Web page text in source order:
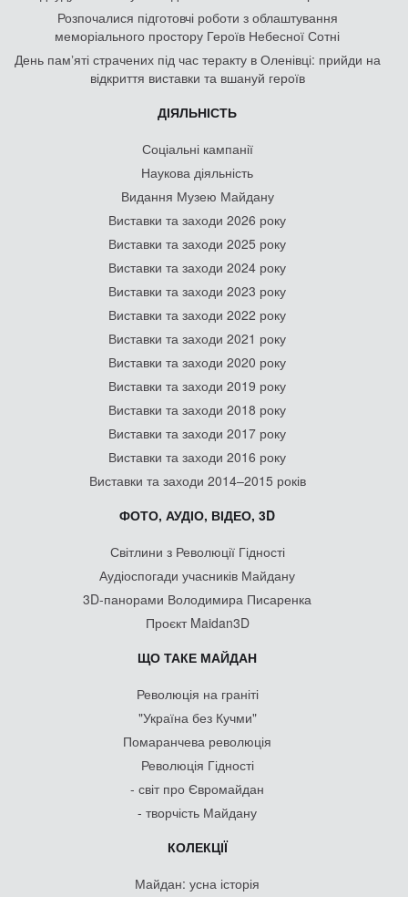
Розпочалися підготовчі роботи з облаштування
меморіального простору Героїв Небесної Сотні
День памʼяті страчених під час теракту в Оленівці: прийди на
відкриття виставки та вшануй героїв
ДІЯЛЬНІСТЬ
Соціальні кампанії
Наукова діяльність
Видання Музею Майдану
Виставки та заходи 2026 року
Виставки та заходи 2025 року
Виставки та заходи 2024 року
Виставки та заходи 2023 року
Виставки та заходи 2022 року
Виставки та заходи 2021 року
Виставки та заходи 2020 року
Виставки та заходи 2019 року
Виставки та заходи 2018 року
Виставки та заходи 2017 року
Виставки та заходи 2016 року
Виставки та заходи 2014–2015 років
ФОТО, АУДІО, ВІДЕО, 3D
Світлини з Революції Гідності
Аудіоспогади учасників Майдану
3D-панорами Володимира Писаренка
Проєкт Maidan3D
ЩО ТАКЕ МАЙДАН
Революція на граніті
"Україна без Кучми"
Помаранчева революція
Революція Гідності
- світ про Євромайдан
- творчість Майдану
КОЛЕКЦІЇ
Майдан: усна історія